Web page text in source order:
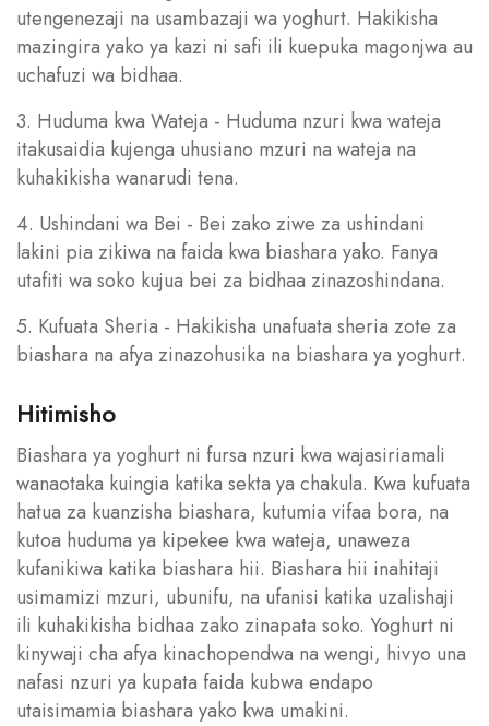
utengenezaji na usambazaji wa yoghurt. Hakikisha
mazingira yako ya kazi ni safi ili kuepuka magonjwa au
uchafuzi wa bidhaa.
3. Huduma kwa Wateja - Huduma nzuri kwa wateja
itakusaidia kujenga uhusiano mzuri na wateja na
kuhakikisha wanarudi tena.
4. Ushindani wa Bei - Bei zako ziwe za ushindani
lakini pia zikiwa na faida kwa biashara yako. Fanya
utafiti wa soko kujua bei za bidhaa zinazoshindana.
5. Kufuata Sheria - Hakikisha unafuata sheria zote za
biashara na afya zinazohusika na biashara ya yoghurt.
Hitimisho
Biashara ya yoghurt ni fursa nzuri kwa wajasiriamali
wanaotaka kuingia katika sekta ya chakula. Kwa kufuata
hatua za kuanzisha biashara, kutumia vifaa bora, na
kutoa huduma ya kipekee kwa wateja, unaweza
kufanikiwa katika biashara hii. Biashara hii inahitaji
usimamizi mzuri, ubunifu, na ufanisi katika uzalishaji
ili kuhakikisha bidhaa zako zinapata soko. Yoghurt ni
kinywaji cha afya kinachopendwa na wengi, hivyo una
nafasi nzuri ya kupata faida kubwa endapo
utaisimamia biashara yako kwa umakini.